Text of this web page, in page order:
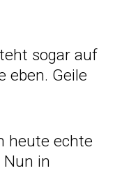
sogar auf
eben. Geile
heute echte
Nun in